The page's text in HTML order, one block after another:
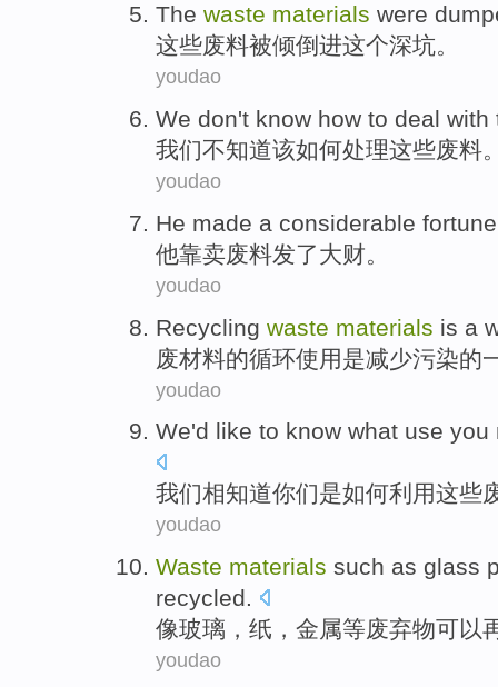
The waste materials were
这些废料被倾倒进这个深坑。
youdao
We don't know how to deal with
我们不知道该如何处理这些废料
youdao
He made a considerable fortune
他靠卖废料发了大财。
youdao
Recycling waste materials is a
废材料的循环使用是减少污染的
youdao
We'd like to know what use you
我们相知道你们是如何利用这些
youdao
Waste materials such as glass
recycled.
像玻璃 ， 纸 ， 金属等废弃物可以
youdao